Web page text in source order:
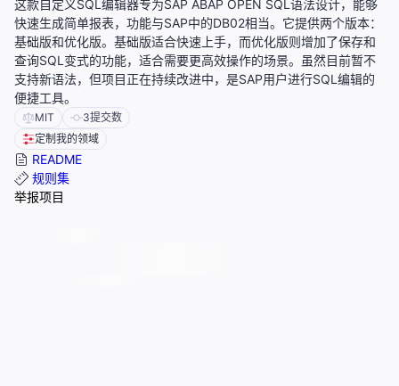
这款自定义SQL编辑器专为SAP ABAP OPEN SQL语法设计，能够
快速生成简单报表，功能与SAP中的DB02相当。它提供两个版本：
基础版和优化版。基础版适合快速上手，而优化版则增加了保存和
查询SQL变式的功能，适合需要更高效操作的场景。虽然目前暂不
支持新语法，但项目正在持续改进中，是SAP用户进行SQL编辑的
便捷工具。
MIT 3提交数
定制我的领域
README
规则集
举报项目